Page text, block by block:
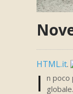
HTML.it.
I n poco
globale.